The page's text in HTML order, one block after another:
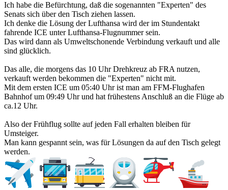
Ich habe die Befürchtung, daß die sogenannten "Experten" des
Senats sich über den Tisch ziehen lassen.
Ich denke die Lösung der Lufthansa wird der im Stundentakt
fahrende ICE unter Lufthansa-Flugnummer sein.
Das wird dann als Umweltschonende Verbindung verkauft und alle
sind glücklich.
Das alle, die morgens das 10 Uhr Drehkreuz ab FRA nutzen,
verkauft werden bekommen die "Experten" nicht mit.
Mit dem ersten ICE um 05:40 Uhr ist man am FFM-Flughafen
Bahnhof um 09:49 Uhr und hat frühestens Anschluß an die Flüge ab
ca.12 Uhr.
Also der Frühflug sollte auf jeden Fall erhalten bleiben für
Umsteiger.
Man kann gespannt sein, was für Lösungen da auf den Tisch gelegt
werden.